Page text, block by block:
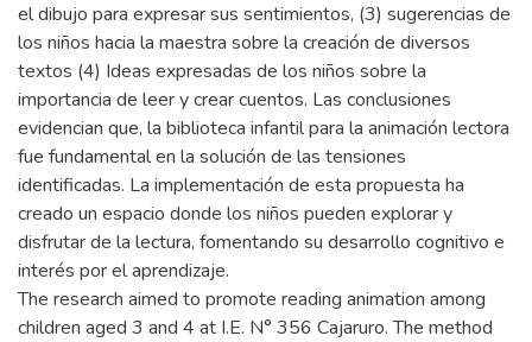
el dibujo para expresar sus sentimientos, (3) sugerencias de
los niños hacia la maestra sobre la creación de diversos
textos (4) Ideas expresadas de los niños sobre la
importancia de leer y crear cuentos. Las conclusiones
evidencian que, la biblioteca infantil para la animación lectora
fue fundamental en la solución de las tensiones
identificadas. La implementación de esta propuesta ha
creado un espacio donde los niños pueden explorar y
disfrutar de la lectura, fomentando su desarrollo cognitivo e
interés por el aprendizaje.
The research aimed to promote reading animation among
children aged 3 and 4 at I.E. N° 356 Cajaruro. The method